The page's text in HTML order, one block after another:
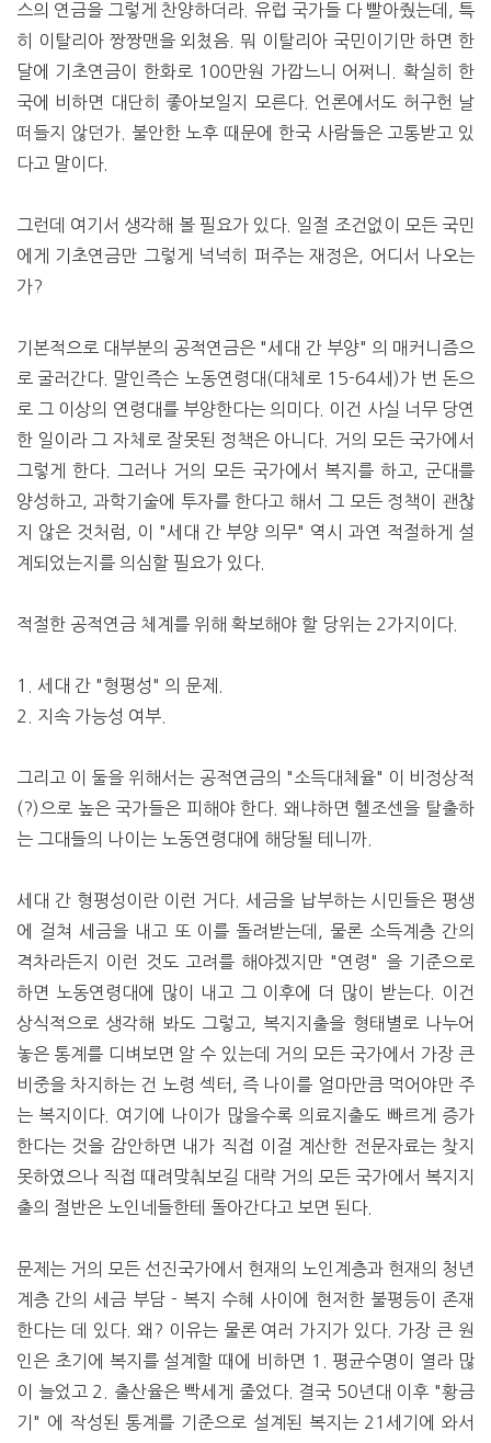
스의 연금을 그렇게 찬양하더라. 유럽 국가들 다 빨아줬는데, 특
히 이탈리아 짱짱맨을 외쳤음. 뭐 이탈리아 국민이기만 하면 한
달에 기초연금이 한화로 100만원 가깝느니 어쩌니. 확실히 한
국에 비하면 대단히 좋아보일지 모른다. 언론에서도 허구헌 날
떠들지 않던가. 불안한 노후 때문에 한국 사람들은 고통받고 있
다고 말이다.
그런데 여기서 생각해 볼 필요가 있다. 일절 조건없이 모든 국민
에게 기초연금만 그렇게 넉넉히 퍼주는 재정은, 어디서 나오는
가?
기본적으로 대부분의 공적연금은 "세대 간 부양" 의 매커니즘으
로 굴러간다. 말인즉슨 노동연령대(대체로 15-64세)가 번 돈으
로 그 이상의 연령대를 부양한다는 의미다. 이건 사실 너무 당연
한 일이라 그 자체로 잘못된 정책은 아니다. 거의 모든 국가에서
그렇게 한다. 그러나 거의 모든 국가에서 복지를 하고, 군대를
양성하고, 과학기술에 투자를 한다고 해서 그 모든 정책이 괜찮
지 않은 것처럼, 이 "세대 간 부양 의무" 역시 과연 적절하게 설
계되었는지를 의심할 필요가 있다.
적절한 공적연금 체계를 위해 확보해야 할 당위는 2가지이다.
1. 세대 간 "형평성" 의 문제.
2. 지속 가능성 여부.
그리고 이 둘을 위해서는 공적연금의 "소득대체율" 이 비정상적
(?)으로 높은 국가들은 피해야 한다. 왜냐하면 헬조센을 탈출하
는 그대들의 나이는 노동연령대에 해당될 테니까.
세대 간 형평성이란 이런 거다. 세금을 납부하는 시민들은 평생
에 걸쳐 세금을 내고 또 이를 돌려받는데, 물론 소득계층 간의
격차라든지 이런 것도 고려를 해야겠지만 "연령" 을 기준으로
하면 노동연령대에 많이 내고 그 이후에 더 많이 받는다. 이건
상식적으로 생각해 봐도 그렇고, 복지지출을 형태별로 나누어
놓은 통계를 디벼보면 알 수 있는데 거의 모든 국가에서 가장 큰
비중을 차지하는 건 노령 섹터, 즉 나이를 얼마만큼 먹어야만 주
는 복지이다. 여기에 나이가 많을수록 의료지출도 빠르게 증가
한다는 것을 감안하면 내가 직접 이걸 계산한 전문자료는 찾지
못하였으나 직접 때려맞춰보길 대략 거의 모든 국가에서 복지지
출의 절반은 노인네들한테 돌아간다고 보면 된다.
문제는 거의 모든 선진국가에서 현재의 노인계층과 현재의 청년
계층 간의 세금 부담 - 복지 수혜 사이에 현저한 불평등이 존재
한다는 데 있다. 왜? 이유는 물론 여러 가지가 있다. 가장 큰 원
인은 초기에 복지를 설계할 때에 비하면 1. 평균수명이 열라 많
이 늘었고 2. 출산율은 빡세게 줄었다. 결국 50년대 이후 "황금
기" 에 작성된 통계를 기준으로 설계된 복지는 21세기에 와서